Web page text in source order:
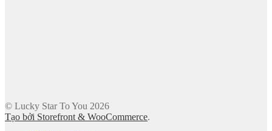
© Lucky Star To You 2026
Tạo bởi Storefront & WooCommerce.